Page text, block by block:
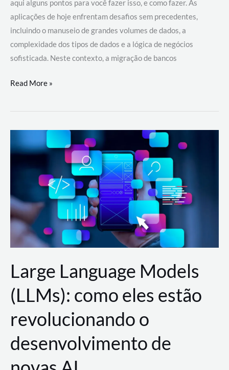
aqui alguns pontos para você fazer isso, e como fazer. As
aplicações de hoje enfrentam desafios sem precedentes,
incluindo o manuseio de grandes volumes de dados, a
complexidade dos tipos de dados e a lógica de negócios
sofisticada. Neste contexto, a migração de bancos
Por
migrar
de
a
AWS?
Read More »
Large Language Models
(LLMs): como eles estão
revolucionando o
desenvolvimento de